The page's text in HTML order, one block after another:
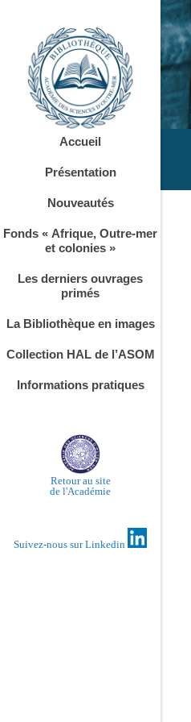
Accueil
Présentation
Nouveautés
Fonds « Afrique, Outre-mer
et colonies »
Les derniers ouvrages
primés
La Bibliothèque en images
Collection HAL de l’ASOM
Informations pratiques
Retour au site
de l'Académie
Suivez-nous sur Linkedin